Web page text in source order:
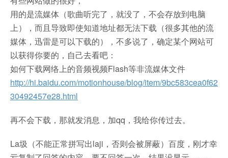
用的是流媒体（歌曲听完了，就没了，不会存放到电脑
上），而且导致即使知道地址都无法下载（很多其他的流
媒体，迅雷是可以下载的），不多说了，确定某个网站可
以获得你要的，自己去看吧：
如何下载网络上的音频视频Flash等非流媒体文件
http://hi.baidu.com/motionhouse/blog/item/9bc583cea0f62
30492457e28.html
再不会下载，那就发消息，加qq，我给你传过去。
La圾（不能正常拼写出laji，否则会被屏蔽）百度，刚才幸